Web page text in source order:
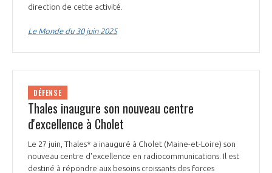
direction de cette activité.
Le Monde du 30 juin 2025
DÉFENSE
Thales inaugure son nouveau centre
d'excellence à Cholet
Le 27 juin, Thales* a inauguré à Cholet (Maine-et-Loire) son
nouveau centre d'excellence en radiocommunications. Il est
destiné à répondre aux besoins croissants des forces